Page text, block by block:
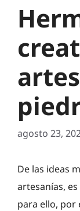
agosto 23,
De las ideas
artesanías,
para ello, por